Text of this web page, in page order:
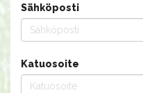
Sähköposti
Katuosoite